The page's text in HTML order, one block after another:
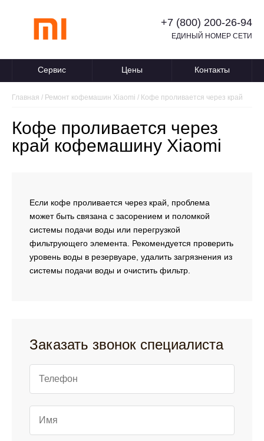
+7 (800) 200-26-94
ЕДИНЫЙ НОМЕР СЕТИ
Сервис Цены Контакты
Главная / Ремонт кофемашин Xiaomi / Кофе проливается через край
Кофе проливается через
край кофемашину Xiaomi
Если кофе проливается через край, проблема
может быть связана с засорением и поломкой
системы подачи воды или перегрузкой
фильтрующего элемента. Рекомендуется проверить
уровень воды в резервуаре, удалить загрязнения из
системы подачи воды и очистить фильтр.
Заказать звонок специалиста